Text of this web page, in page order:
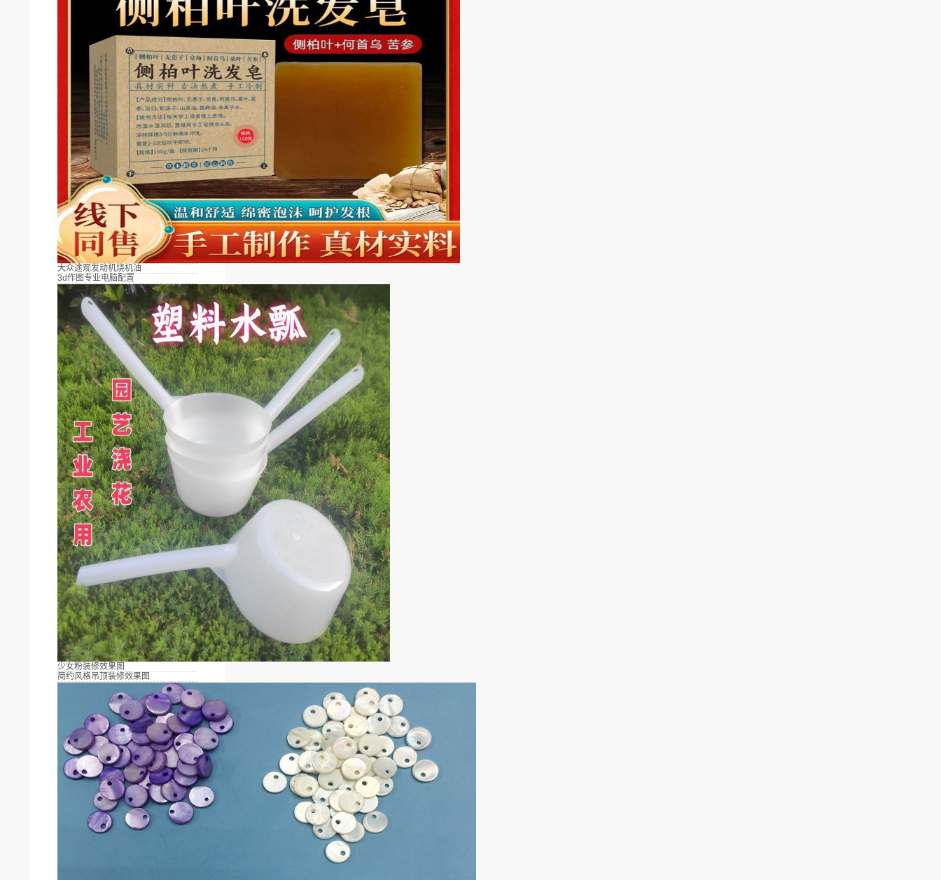
大众途观发动机烧机油
3d作图专业电脑配置
少女粉装修效果图
简约风格吊顶装修效果图